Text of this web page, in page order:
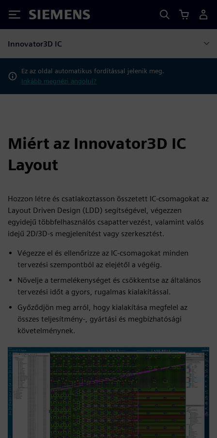
Siemens
Innovator3D IC
Ez az oldal automatikus fordítással jelenik meg.
Inkább megnézi angolul?
Miért az Innovator3D IC
Layout
Hozzon létre és csatlakoztasson összetett IC-csomagokat az
Layout Driven Design (LDD) segítségével, végezzen
egyidejű többfelhasználós csapattervezést, valamint valós
idejű 2D/3D-s megjelenítést vagy szerkesztést.
Végezze el és ellenőrizze az IC-csomagokat minden
tervezési szempontból az elejétől a végéig.
Növelje a termelékenységet és csökkentse az általános
tervezési időt a gyors, rugalmas kialakítással.
Győződjön meg arról, hogy kialakítása megfelel az
összes teljesítmény-, gyártási és megbízhatósági
követelménynek.